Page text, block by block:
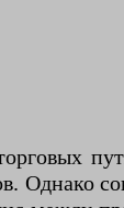
Однако